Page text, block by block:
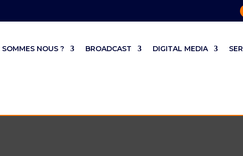
NOUS ? BROADCAST DIGITAL MEDIA